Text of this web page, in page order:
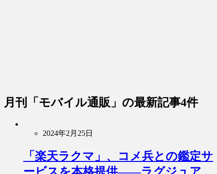
月刊「モバイル通販」 の最新記事4件
2024年2月25日
「楽天ラクマ」、コメ兵との鑑定サ
ービスを本格提供――ラグジュア